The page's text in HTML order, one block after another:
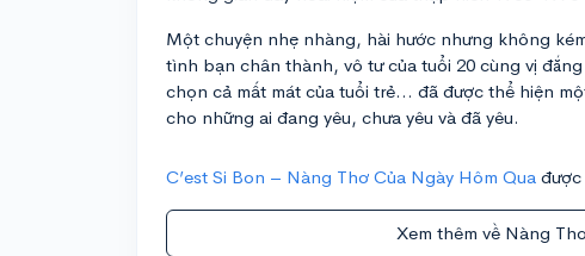
Một chuyện nhẹ nhàng, hài hước nhưng không
tình bạn chân thành, vô tư của tuổi 20 cùng vị
chọn cả mất mát của tuổi trẻ... đã được thể hiện
cho những ai đang yêu, chưa yêu và đã yêu.
C’est Si Bon – Nàng Thơ Của Ngày Hôm Qua
Xem thêm về Nàng